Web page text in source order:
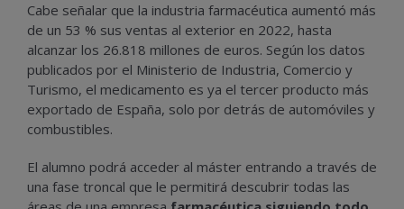
Cabe señalar que la industria farmacéutica aumentó más
de un 53 % sus ventas al exterior en 2022, hasta
alcanzar los 26.818 millones de euros. Según los datos
publicados por el Ministerio de Industria, Comercio y
Turismo, el medicamento es ya el tercer producto más
exportado de España, solo por detrás de automóviles y
combustibles.
El alumno podrá acceder al máster entrando a través de
una fase troncal que le permitirá descubrir todas las